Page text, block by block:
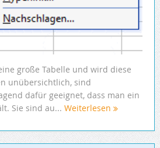
große Tabelle und wird diese
unübersichtlich, sind
dafür geeignet, dass man ein
Sie sind au... Weiterlesen